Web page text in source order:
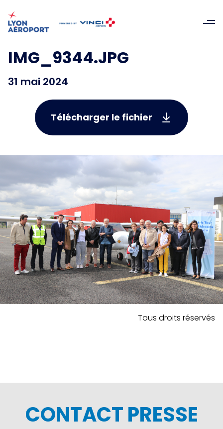
IMG_9344.JPG
31 mai 2024
Télécharger le fichier
Tous droits réservés
CONTACT PRESSE